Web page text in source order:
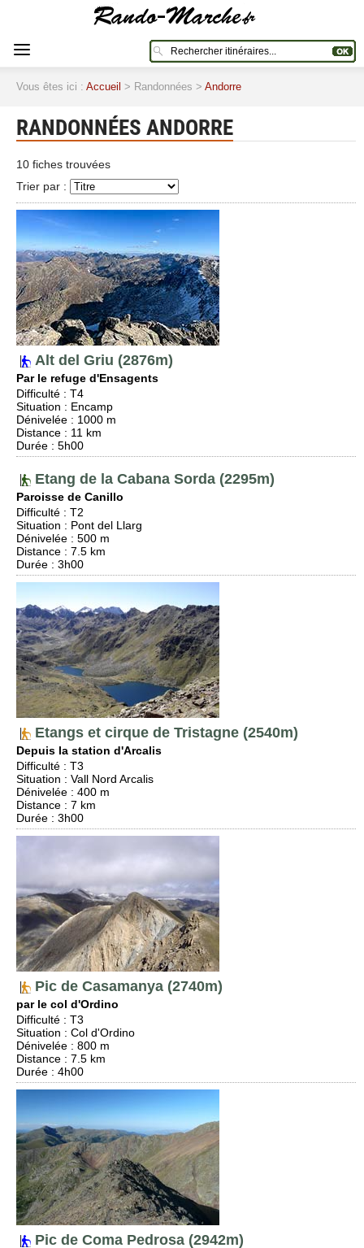
Vous êtes ici : Accueil > Randonnées > Andorre
RANDONNÉES ANDORRE
10 fiches trouvées
Trier par :
Alt del Griu (2876m)
Par le refuge d'Ensagents
Difficulté : T4
Situation : Encamp
Dénivelée : 1000 m
Distance : 11 km
Durée : 5h00
Etang de la Cabana Sorda (2295m)
Paroisse de Canillo
Difficulté : T2
Situation : Pont del Llarg
Dénivelée : 500 m
Distance : 7.5 km
Durée : 3h00
Etangs et cirque de Tristagne (2540m)
Depuis la station d'Arcalis
Difficulté : T3
Situation : Vall Nord Arcalis
Dénivelée : 400 m
Distance : 7 km
Durée : 3h00
Pic de Casamanya (2740m)
par le col d'Ordino
Difficulté : T3
Situation : Col d'Ordino
Dénivelée : 800 m
Distance : 7.5 km
Durée : 4h00
Pic de Coma Pedrosa (2942m)